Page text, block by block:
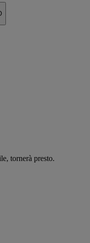
tornerà presto.